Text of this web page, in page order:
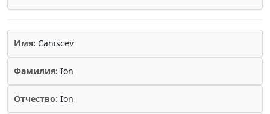
Имя: Caniscev
Фамилия: Ion
Отчество: Ion